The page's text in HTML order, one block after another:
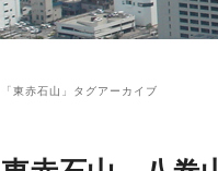
「東赤石山 」タグアーカイブ